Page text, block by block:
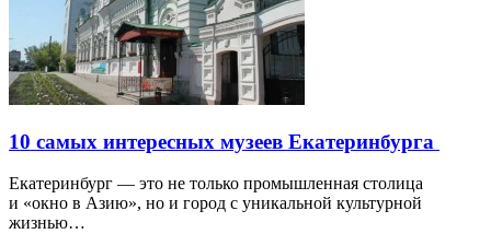
10 самых интересных музеев Екатеринбурга
Екатеринбург — это не только промышленная столица
и «окно в Азию», но и город с уникальной культурной
жизнью…